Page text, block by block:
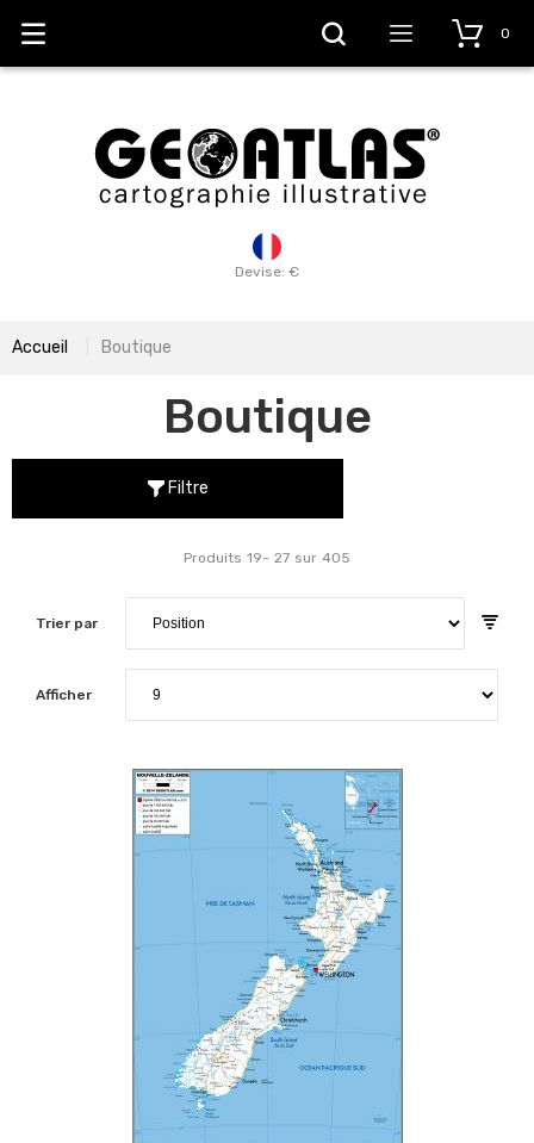
Devise: €
0
Accueil Boutique
Boutique
Filtre
Trier par
Produits 19- 27 sur 405
Afficher